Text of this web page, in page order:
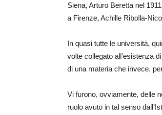
Siena, Arturo Beretta nel
a Firenze, Achille Ribolla-
In quasi tutte le università,
volte collegato all’esistenza
di una materia che invece,
Vi furono, ovviamente, delle
ruolo avuto in tal senso